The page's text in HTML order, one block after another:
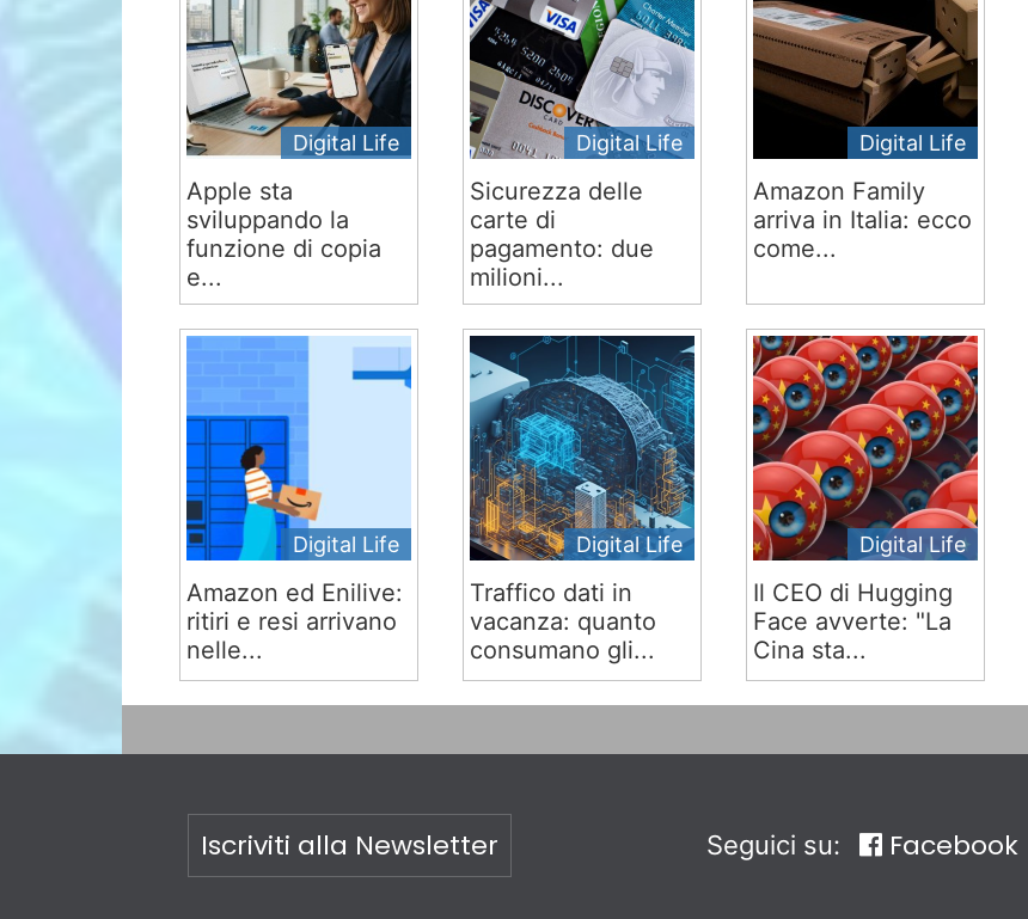
Digital Life
Apple sta
sviluppando la
funzione di copia
e...
Digital Life
Sicurezza delle
carte di
pagamento: due
milioni...
Digital Life
Amazon Family
arriva in Italia: ecco
come...
Digital Life
Amazon ed Enilive:
ritiri e resi arrivano
nelle...
Digital Life
Traffico dati in
vacanza: quanto
consumano gli...
Digital Life
Il CEO di Hugging
Face avverte: "La
Cina sta...
Iscriviti alla Newsletter Seguici su: Facebook